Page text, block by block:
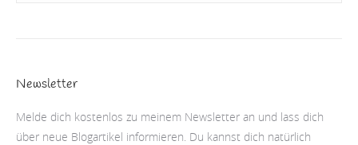
Newsletter
Melde dich kostenlos zu meinem Newsletter an und lass dich
über neue Blogartikel informieren. Du kannst dich natürlich